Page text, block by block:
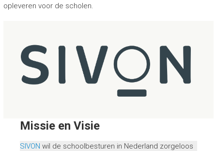
opleveren voor de scholen.
Missie en Visie
SIVON wil de schoolbesturen in Nederland zorgeloos